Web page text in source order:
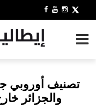
تصنيف أوروبي
والجزائر